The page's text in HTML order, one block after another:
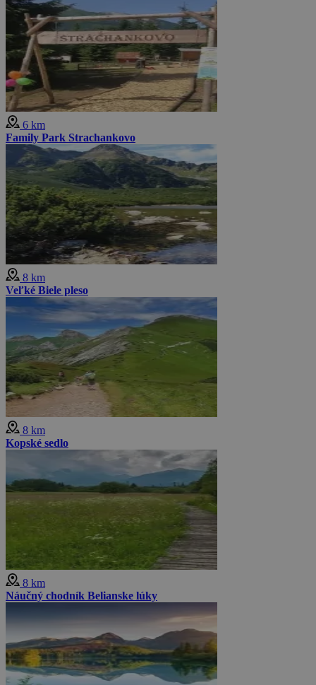
6 km
Family Park Strachankovo
8 km
Veľké Biele pleso
8 km
Kopské sedlo
8 km
Náučný chodník Belianske lúky